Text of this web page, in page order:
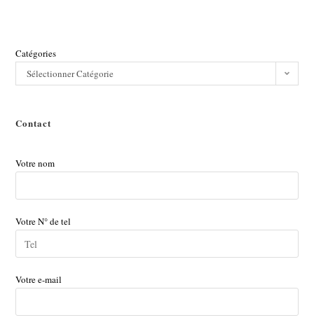
Catégories
Sélectionner Catégorie
Contact
Votre nom
Votre N° de tel
Votre e-mail